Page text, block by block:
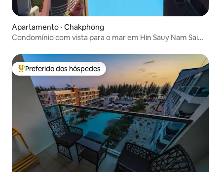
Apartamento ⋅ Chakphong
Condomínio com vista para o mar em Hin Sauy Nam Sai
Entre os melhores preferidos dos hóspedes
Preferido dos hóspedes